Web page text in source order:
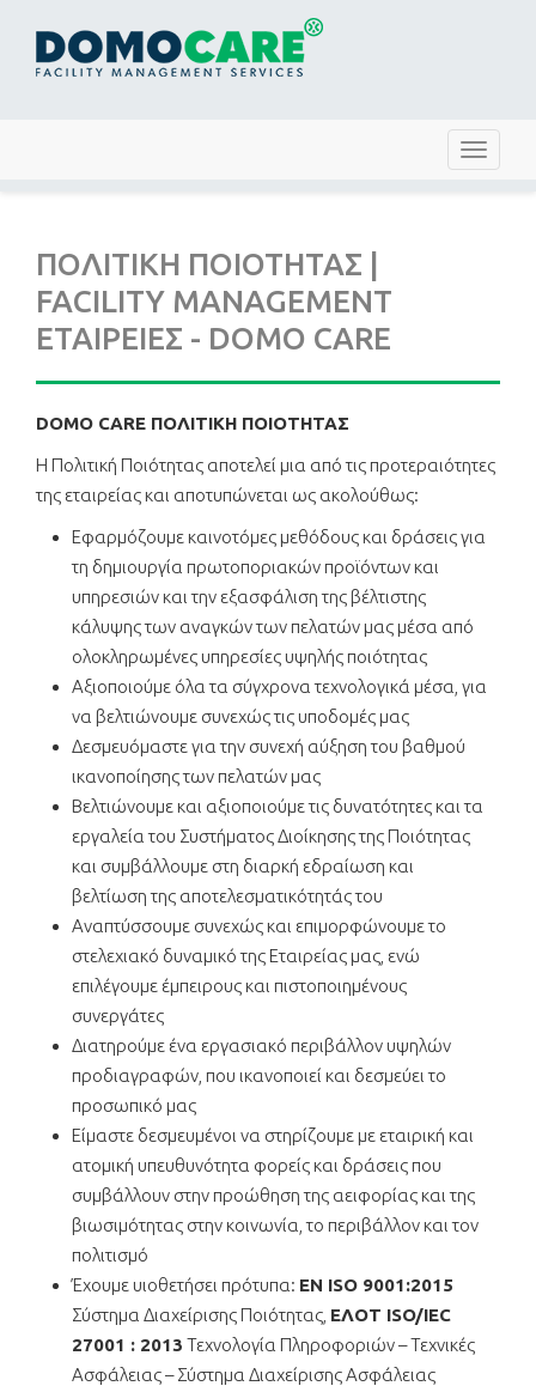
ΠΟΛΙΤΙΚΗ ΠΟΙΟΤΗΤΑΣ |
FACILITY MANAGEMENT
ΕΤΑΙΡΕΙΕΣ - DOMO CARE
DOMO CARE ΠΟΛΙΤΙΚΗ ΠΟΙΟΤΗΤΑΣ
Η Πολιτική Ποιότητας αποτελεί μια από τις προτεραιότητες
της εταιρείας και αποτυπώνεται ως ακολούθως:
Εφαρμόζουμε καινοτόμες μεθόδους και δράσεις για
τη δημιουργία πρωτοποριακών προϊόντων και
υπηρεσιών και την εξασφάλιση της βέλτιστης
κάλυψης των αναγκών των πελατών μας μέσα από
ολοκληρωμένες υπηρεσίες υψηλής ποιότητας
Αξιοποιούμε όλα τα σύγχρονα τεχνολογικά μέσα, για
να βελτιώνουμε συνεχώς τις υποδομές μας
Δεσμευόμαστε για την συνεχή αύξηση του βαθμού
ικανοποίησης των πελατών μας
Βελτιώνουμε και αξιοποιούμε τις δυνατότητες και τα
εργαλεία του Συστήματος Διοίκησης της Ποιότητας
και συμβάλλουμε στη διαρκή εδραίωση και
βελτίωση της αποτελεσματικότητάς του
Αναπτύσσουμε συνεχώς και επιμορφώνουμε το
στελεχιακό δυναμικό της Εταιρείας μας, ενώ
επιλέγουμε έμπειρους και πιστοποιημένους
συνεργάτες
Διατηρούμε ένα εργασιακό περιβάλλον υψηλών
προδιαγραφών, που ικανοποιεί και δεσμεύει το
προσωπικό μας
Είμαστε δεσμευμένοι να στηρίζουμε με εταιρική και
ατομική υπευθυνότητα φορείς και δράσεις που
συμβάλλουν στην προώθηση της αειφορίας και της
βιωσιμότητας στην κοινωνία, το περιβάλλον και τον
πολιτισμό
Έχουμε υιοθετήσει πρότυπα: ΕΝ ISO 9001:2015
Σύστημα Διαχείρισης Ποιότητας, ΕΛΟΤ ISO/IEC
27001 : 2013 Τεχνολογία Πληροφοριών – Τεχνικές
Ασφάλειας – Σύστημα Διαχείρισης Ασφάλειας
Toggle